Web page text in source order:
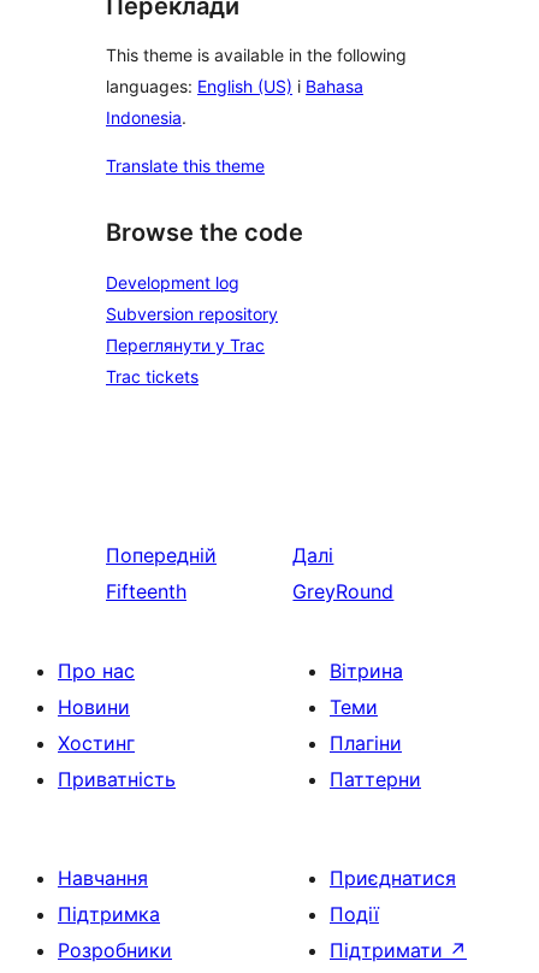
Переклади
This theme is available in the following
languages: English (US) і Bahasa
Indonesia.
Translate this theme
Browse the code
Development log
Subversion repository
Переглянути у Trac
Trac tickets
Попередній
Fifteenth
Далі
GreyRound
Про нас
Новини
Хостинг
Приватність
Вітрина
Теми
Плагіни
Паттерни
Навчання
Підтримка
Розробники
Приєднатися
Події
Підтримати ↗